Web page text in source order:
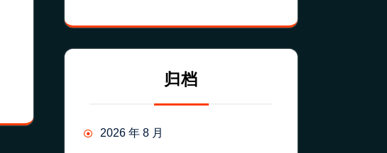
归档
2026 年 8 月